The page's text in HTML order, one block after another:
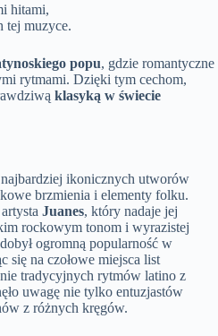
hitami,
tej muzyce.
popu, gdzie romantyczne
rytmami. Dzięki tym cechom,
klasyką w świecie
ikonicznych utworów
brzmienia i elementy folku.
Juanes, który nadaje jej
rockowym tonom i wyrazistej
ogromną popularność w
się na czołowe miejsca list
tradycyjnych rytmów latino z
uwagę nie tylko entuzjastów
z różnych kręgów.